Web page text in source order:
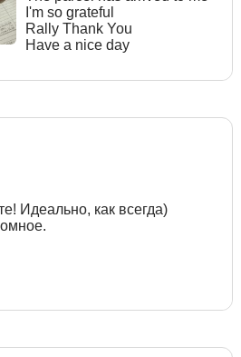
I'm so grateful
Rally Thank You
Have a nice day
Идеально, как всегда)